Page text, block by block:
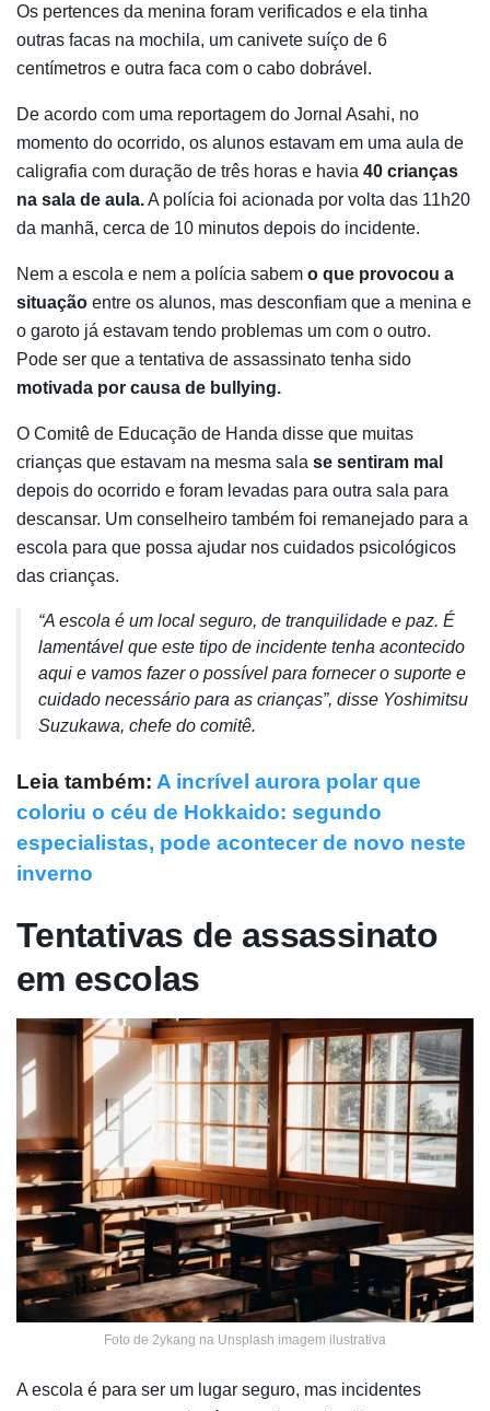
Os pertences da menina foram verificados e ela tinha
outras facas na mochila, um canivete suíço de 6
centímetros e outra faca com o cabo dobrável.
De acordo com uma reportagem do Jornal Asahi, no
momento do ocorrido, os alunos estavam em uma aula de
caligrafia com duração de três horas e havia 40 crianças
na sala de aula.A polícia foi acionada por volta das 11h20
da manhã, cerca de 10 minutos depois do incidente.
Nem a escola e nem a polícia sabem o que provocou a
situação entre os alunos, mas desconfiam que a menina e
o garoto já estavam tendo problemas um com o outro.
Pode ser que a tentativa de assassinato tenha sido
motivada por causa de bullying.
O Comitê de Educação de Handa disse que muitas
crianças que estavam na mesma sala se sentiram mal
depois do ocorrido e foram levadas para outra sala para
descansar. Um conselheiro também foi remanejado para a
escola para que possa ajudar nos cuidados psicológicos
das crianças.
“A escola é um local seguro, de tranquilidade e paz. É
lamentável que este tipo de incidente tenha acontecido
aqui e vamos fazer o possível para fornecer o suporte e
cuidado necessário para as crianças”, disse Yoshimitsu
Suzukawa, chefe do comitê.
Leia também: A incrível aurora polar que
coloriu o céu de Hokkaido: segundo
especialistas, pode acontecer de novo neste
inverno
Tentativas de assassinato
em escolas
Foto de 2ykang na Unsplash imagem ilustrativa
A escola é para ser um lugar seguro, mas incidentes